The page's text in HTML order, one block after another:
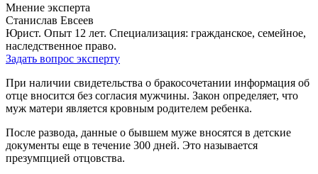
Мнение эксперта
Станислав Евсеев
Юрист. Опыт 12 лет. Специализация: гражданское, семейное,
наследственное право.
Задать вопрос эксперту
При наличии свидетельства о бракосочетании информация об
отце вносится без согласия мужчины. Закон определяет, что
муж матери является кровным родителем ребенка.
После развода, данные о бывшем муже вносятся в детские
документы еще в течение 300 дней. Это называется
презумпцией отцовства.